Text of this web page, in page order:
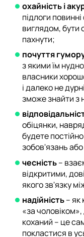
охайність і
підлоги
виглядом, бути
пахнути;
почуття
з якими їм
власники
і далеко не
зможе знайти з
обіцянки,
будете
зобов'язань
чесність–
відкритими,
якого зв'язку
надійність– як
«за чоловіком»,
коханий – це
покластися в